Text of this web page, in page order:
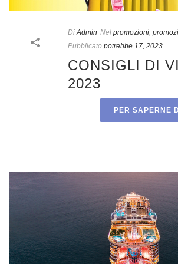
Di Admin Nel promozioni
Pubblicato potrebbe 17, 2023
CONSIGLI DI
2023
PER SAPERNE